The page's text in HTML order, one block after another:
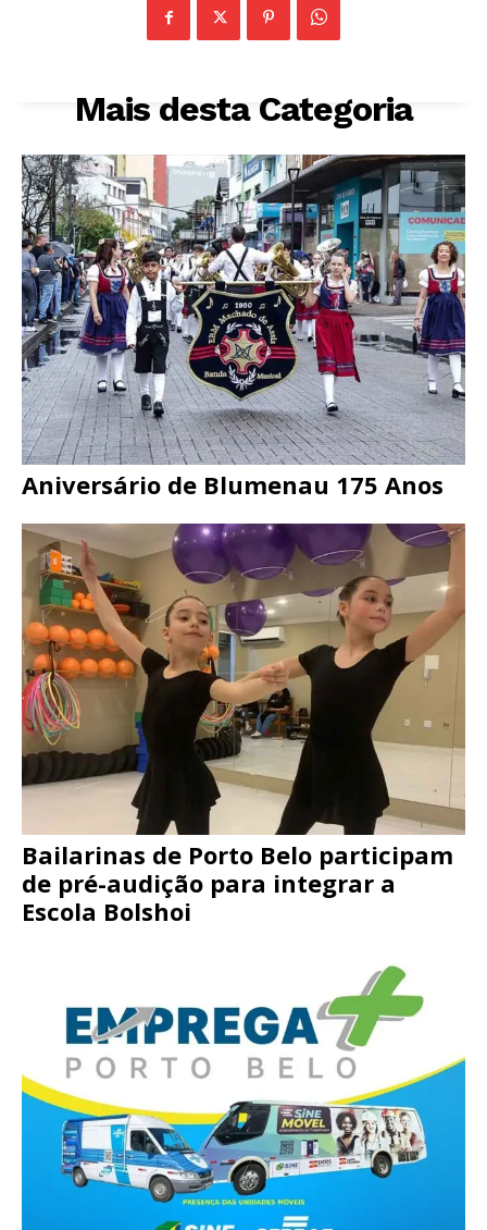
Mais desta Categoria
Aniversário de Blumenau 175 Anos
Bailarinas de Porto Belo participam
de pré-audição para integrar a
Escola Bolshoi